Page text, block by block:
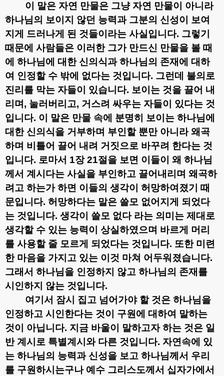
이 말은 자연 만물은 그냥 자연 만물이 아니라
하나님의 보이지 않던 능력과 그분의 신성이 보여
지게 드러나게 된 것들이라는 사실입니다. 그렇기
때문에 사람들은 이러한 그가 만드신 만물을 볼 때
에 하나님에 대한 신의식과 하나님의 존재에 대하
여 인정할 수 밖에 없다는 것입니다. 그런데 불의로
진리를 막는 자들이 있습니다. 보이는 것을 끌어 내
리며 , 눌러버리고, 거스려 싸우는 자들이 있다는 것
입니다. 이 말은 만물 속에 분명히 보이는 하나님에
대한 신의식을 거부하며 부인할 뿐만 아니라 왜곡
하며 비틀어 끌어 내려 거짓으로 바꾸려 한다는 것
입니다. 로마서 1장21절을 보면 이들이 왜 하나님
께서 계시다는 사실을 부인하고 끌어내리며 왜곡하
려고 하는가 하면 이들의 생각이 허망하여졌기 때
문입니다. 허망하다는 말은 쓸모 없어지게 되었다
는 것입니다. 생각이 쓸모 없다 라는 의미는 제대로
생각할 수 있는 능력이 상실하였으며 바르게 머리
를 사용할 줄 모르게 되었다는 것입니다. 또한 미련
한 마음을 가지고 있는 이것 마쳐 어두워졌습니다.
그래서 하나님을 인정하지 않고 하나님의 존재를
시인하지 않는 것입니다.
여기서 잠시 집고 넘어가야 할 것은 하나님을
인정하고 시인한다는 것이 구원에 대하여 말하는
것이 아닙니다. 지금 바울이 말하고자 하는 것은 일
반 계시로 특별계시와 다른 것입니다. 자연속에 있
는 하나님의 능력과 신성을 보고 하나님께서 우리
를 구원하시는구나 예수 그리스도께서 십자가에서